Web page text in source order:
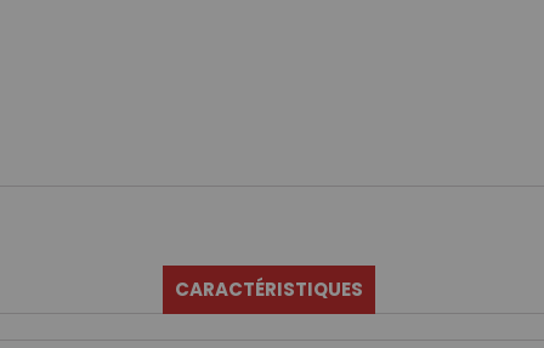
CARACTÉRISTIQUES